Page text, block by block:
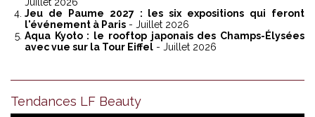
Jeu de Paume 2027 : les six expositions qui feront
l'événement à Paris - Juillet 2026
Aqua Kyoto : le rooftop japonais des Champs-Élysées
avec vue sur la Tour Eiffel - Juillet 2026
Tendances LF Beauty